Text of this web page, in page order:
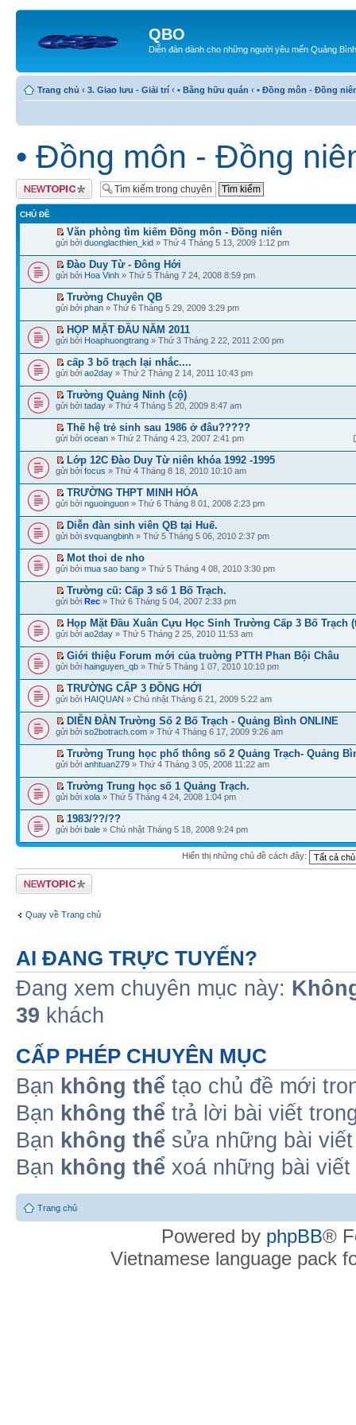
QBO
Diễn đàn dành cho những người yêu mến Quảng Bình
Trang chủ ‹ 3. Giao lưu - Giải trí ‹ • Bằng hữu quán ‹ • Đồng môn - Đồng
• Đồng môn - Đồng
Tạo chủ đề mới
CHỦ ĐỀ
Văn phòng tìm kiếm Đồng môn - Đồng niên
gửi bởi duonglacthien_kid » Thứ 4 Tháng 5 13, 2009 1:12 pm
Đào Duy Từ - Đông Hới
gửi bởi Hoa Vinh » Thứ 5 Tháng 7 24, 2008 8:59 pm
Trường Chuyên QB
gửi bởi phan » Thứ 6 Tháng 5 29, 2009 3:29 pm
HỌP MẶT ĐẦU NĂM 2011
gửi bởi Hoaphuongtrang » Thứ 3 Tháng 2 22, 2011 2:00 pm
cấp 3 bố trạch lại nhắc....
gửi bởi ao2day » Thứ 2 Tháng 2 14, 2011 10:43 pm
Trường Quảng Ninh (cộ)
gửi bởi taday » Thứ 4 Tháng 5 20, 2009 8:47 am
Thế hệ trẻ sinh sau 1986 ở đâu?????
gửi bởi ocean » Thứ 2 Tháng 4 23, 2007 2:41 pm
Lớp 12C Đào Duy Từ niên khóa 1992 -1995
gửi bởi focus » Thứ 4 Tháng 8 18, 2010 10:10 am
TRƯỜNG THPT MINH HÓA
gửi bởi nguoinguon » Thứ 6 Tháng 8 01, 2008 2:23 pm
Diễn đàn sinh viên QB tại Huế.
gửi bởi svquangbinh » Thứ 5 Tháng 5 06, 2010 2:37 pm
Mot thoi de nho
gửi bởi mua sao bang » Thứ 5 Tháng 4 08, 2010 3:30 pm
Trường cũ: Cấp 3 số 1 Bố Trạch.
gửi bởi Rec » Thứ 6 Tháng 5 04, 2007 2:33 pm
Họp Mặt Đầu Xuân Cựu Học Sinh Trường Cấp 3 Bố Trạch
gửi bởi ao2day » Thứ 5 Tháng 2 25, 2010 11:53 am
Giới thiệu Forum mới của truờng PTTH Phan Bội Châu
gửi bởi hainguyen_qb » Thứ 5 Tháng 1 07, 2010 10:10 pm
TRƯỜNG CẨP 3 ĐỒNG HỚI
gửi bởi HAIQUAN » Chủ nhật Tháng 6 21, 2009 5:22 am
DIỄN ĐÀN Trường Số 2 Bố Trạch - Quảng Bình ONLINE
gửi bởi so2botrach.com » Thứ 4 Tháng 6 17, 2009 9:26 am
Trường Trung học phổ thông số 2 Quảng Trạch- Quảng
gửi bởi anhtuan279 » Thứ 4 Tháng 3 05, 2008 11:22 am
Trường Trung học số 1 Quảng Trạch.
gửi bởi xola » Thứ 5 Tháng 4 24, 2008 1:04 pm
1983/??/??
gửi bởi bale » Chủ nhật Tháng 5 18, 2008 9:24 pm
Hiển thị những chủ đề cách đây:
Tạo chủ đề mới
Quay về Trang chủ
AI ĐANG TRỰC TUYẾN?
Đang xem chuyên mục này:
39 khách
CẤP PHÉP CHUYÊN MỤC
Bạn không thể tạo chủ đề mới
Bạn không thể trả lời bài viết
Bạn không thể sửa những bài
Bạn không thể xoá những bài
Trang chủ
Powered by phpBB®
Vietnamese language pack